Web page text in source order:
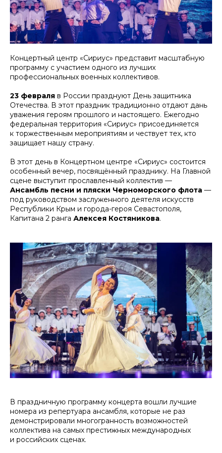
Концертный центр «Сириус» представит масштабную
программу с участием одного из лучших
профессиональных военных коллективов.
23 февраля в России празднуют День защитника
Отечества. В этот праздник традиционно отдают дань
уважения героям прошлого и настоящего. Ежегодно
федеральная территория «Сириус» присоединяется
к торжественным мероприятиям и чествует тех, кто
защищает нашу страну.
В этот день в Концертном центре «Сириус» состоится
особенный вечер, посвящённый празднику. На Главной
сцене выступит прославленный коллектив —
Ансамбль песни и пляски Черноморского флота —
под руководством заслуженного деятеля искусств
Республики Крым и города-героя Севастополя,
Капитана 2 ранга Алексея Костяникова.
В праздничную программу концерта вошли лучшие
номера из репертуара ансамбля, которые не раз
демонстрировали многогранность возможностей
коллектива на самых престижных международных
и российских сценах.